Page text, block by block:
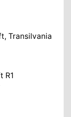
Transilvania
R1